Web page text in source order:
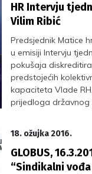
HR Intervju
Vilim Ribić
Predsjednik Matice
u emisiji Intervju
pokušaja
predstojećih
kapaciteta Vlade
prijedloga državnog
18. ožujka 2016.
GLOBUS,
“Sindikalni